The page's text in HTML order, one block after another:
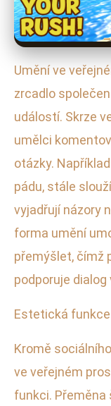
Umění ve
zrcadlo
událostí. Skrze
umělci
otázky.
pádu, stále
vyjadřují názory
forma umění
přemýšlet, čímž
podporuje dialog
Estetická funkce
Kromě
ve veřejném
funkci.